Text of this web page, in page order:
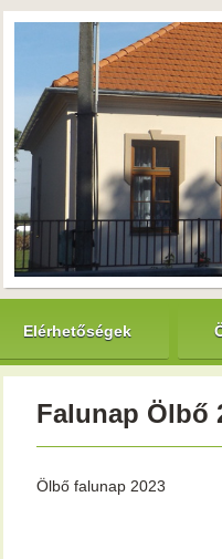
Elérhetőségek
Falunap Ölbő
Ölbő falunap 2023